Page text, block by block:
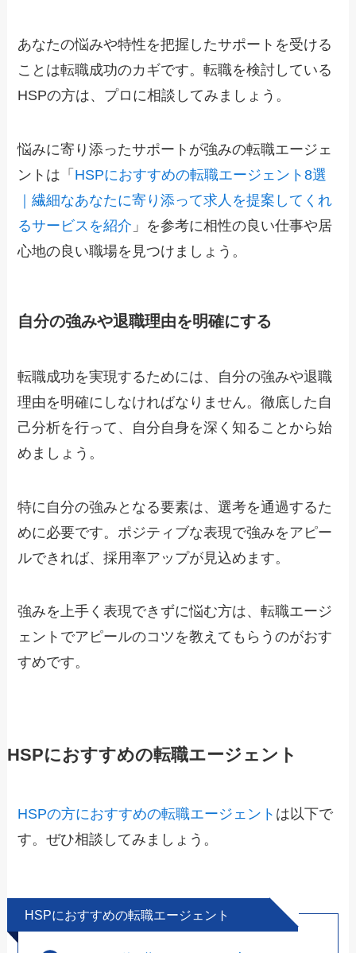
あなたの悩みや特性を把握したサポートを受ける
ことは転職成功のカギです。転職を検討している
HSPの方は、プロに相談してみましょう。
悩みに寄り添ったサポートが強みの転職エージェ
ントは「 HSPにおすすめの転職エージェント8選
｜繊細なあなたに寄り添って求人を提案してくれ
るサービスを紹介 」を参考に相性の良い仕事や居
心地の良い職場を見つけましょう。
自分の強みや退職理由を明確にする
転職成功を実現するためには、自分の強みや退職
理由を明確にしなければなりません。徹底した自
己分析を行って、自分自身を深く知ることから始
めましょう。
特に自分の強みとなる要素は、選考を通過するた
めに必要です。ポジティブな表現で強みをアピー
ルできれば、採用率アップが見込めます。
強みを上手く表現できずに悩む方は、転職エージ
ェントでアピールのコツを教えてもらうのがおす
すめです。
HSPにおすすめの転職エージェント
HSPの方におすすめの転職エージェント は以下で
す。ぜひ相談してみましょう。
HSPにおすすめの転職エージェント